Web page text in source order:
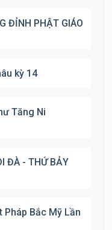
ĐỈNH PHẬT GIÁO
kỳ 14
Tăng Ni
ĐÀ - THỨ BẢY
Pháp Bắc Mỹ Lần